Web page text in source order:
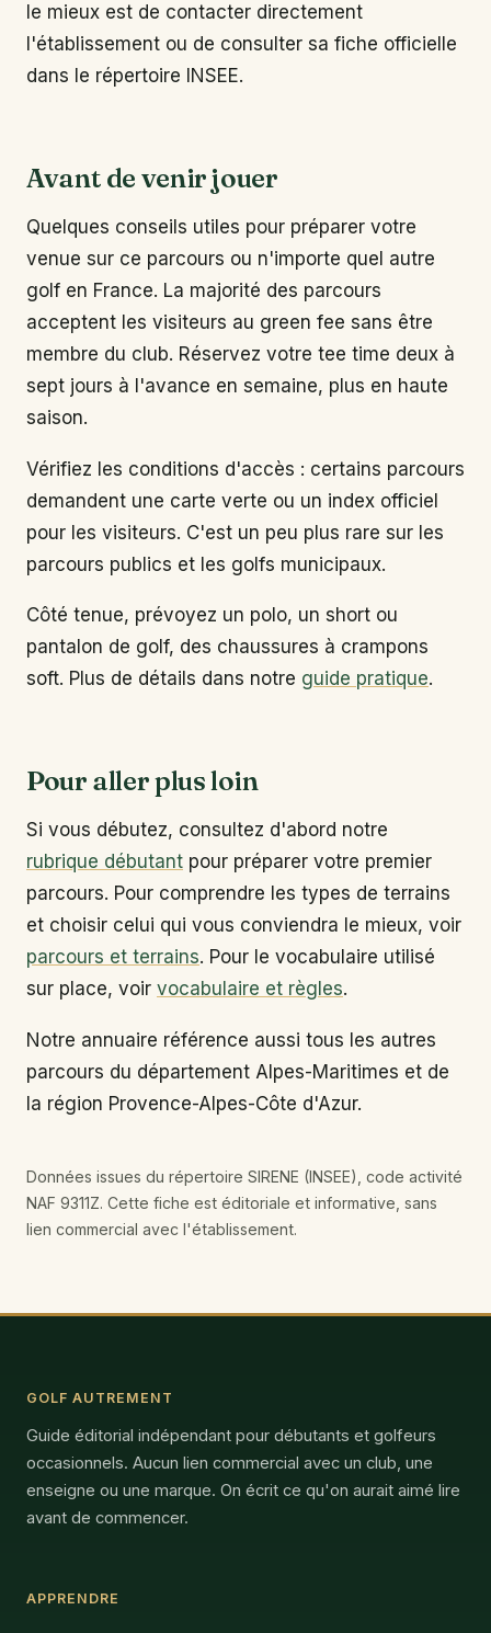
le mieux est de contacter directement
l'établissement ou de consulter sa fiche officielle
dans le répertoire INSEE.
Avant de venir jouer
Quelques conseils utiles pour préparer votre
venue sur ce parcours ou n'importe quel autre
golf en France. La majorité des parcours
acceptent les visiteurs au green fee sans être
membre du club. Réservez votre tee time deux à
sept jours à l'avance en semaine, plus en haute
saison.
Vérifiez les conditions d'accès : certains parcours
demandent une carte verte ou un index officiel
pour les visiteurs. C'est un peu plus rare sur les
parcours publics et les golfs municipaux.
Côté tenue, prévoyez un polo, un short ou
pantalon de golf, des chaussures à crampons
soft. Plus de détails dans notre guide pratique.
Pour aller plus loin
Si vous débutez, consultez d'abord notre
rubrique débutant pour préparer votre premier
parcours. Pour comprendre les types de terrains
et choisir celui qui vous conviendra le mieux, voir
parcours et terrains. Pour le vocabulaire utilisé
sur place, voir vocabulaire et règles.
Notre annuaire référence aussi tous les autres
parcours du département Alpes-Maritimes et de
la région Provence-Alpes-Côte d'Azur.
Données issues du répertoire SIRENE (INSEE), code activité
NAF 9311Z. Cette fiche est éditoriale et informative, sans
lien commercial avec l'établissement.
GOLF AUTREMENT
Guide éditorial indépendant pour débutants et golfeurs
occasionnels. Aucun lien commercial avec un club, une
enseigne ou une marque. On écrit ce qu'on aurait aimé lire
avant de commencer.
APPRENDRE